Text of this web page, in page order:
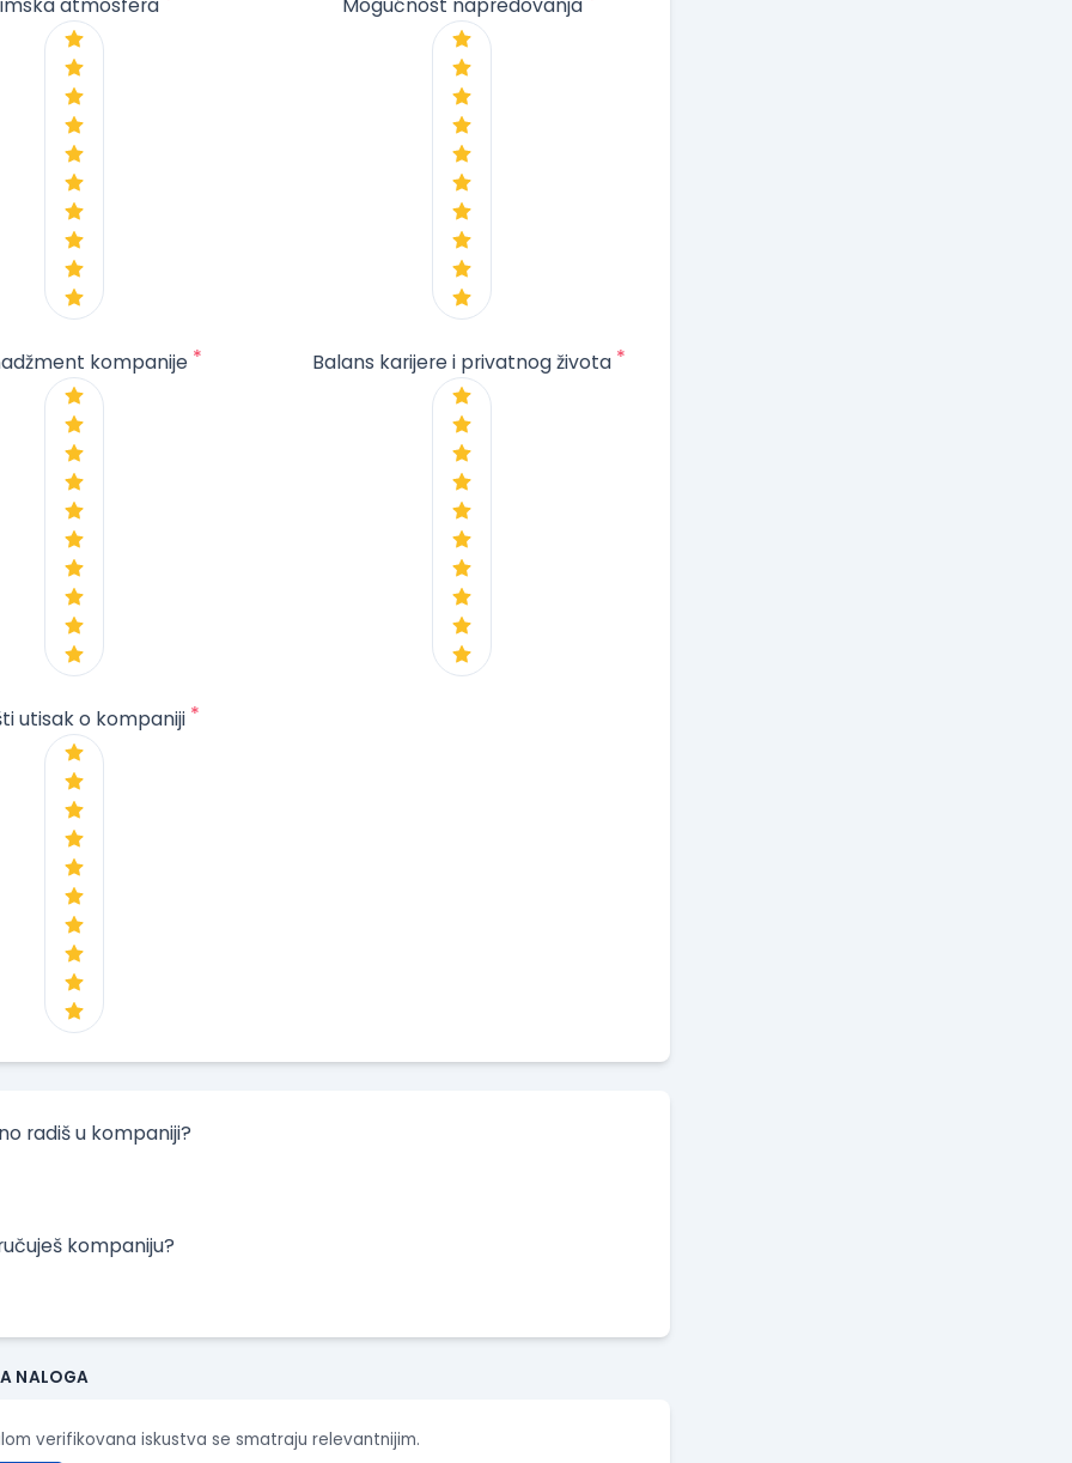
kompanije * Balans karijere i privatnog života *
utisak o kompaniji *
radiš u kompaniji?
kompaniju?
NALOGA
verifikovana iskustva se smatraju relevantnijim.